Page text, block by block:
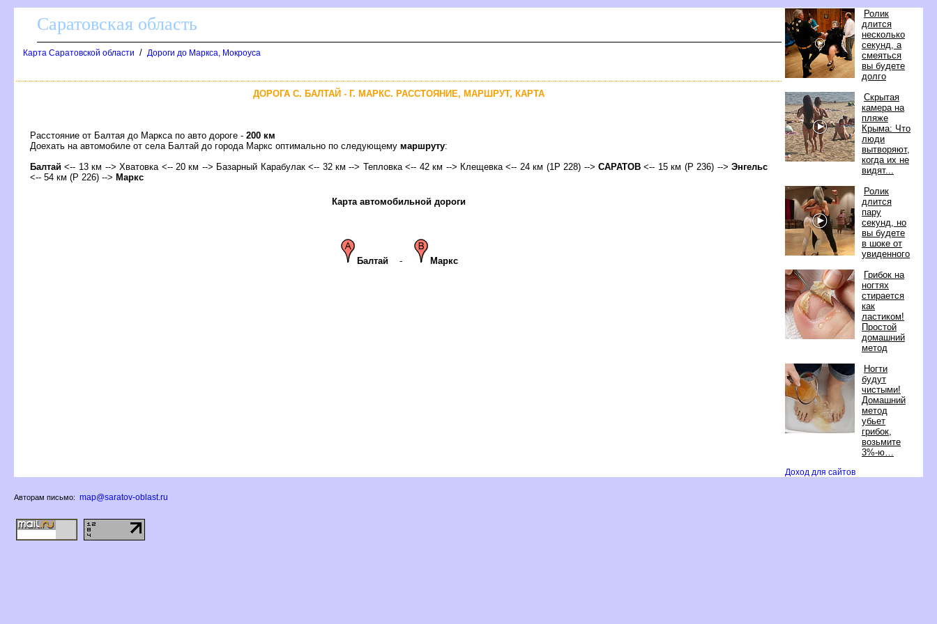
Ролик
длится
несколько
секунд, а
смеяться
ы будете
долго
Скрытая
камера на
пляже
Крыма: Что
люди
ытворяют,
когда их не
идят...
Ролик
длится
пару
секунд, но
ы будете
шоке от
увиденного
Грибок на
ногтях
стирается
как
ластиком!
Простой
домашний
метод
Ногти
удут
чистыми!
Домашний
метод
убьет
рибок,
озьмите
3%-ю
Доход для сайто
Саратовская область
Карта Саратовской области / Дороги до Маркса, Мокроуса
ДОРОГА С. БАЛТАЙ - Г. МАРКС. РАССТОЯНИЕ, МАРШРУТ, КАРТА
Расстояние от Балтая до Маркса по авто дороге - 200 км
Доехать на автомобиле от села Балтай до города Маркс оптимально по следующему маршруту:
Балтай <-- 13 км --> Хватовка <-- 20 км --> Базарный Карабулак <-- 32 км --> Тепловка <-- 42 км --> Клещевка <-- 24 км (1Р 228) --> САРАТО <-- 15 км (Р 236) --> Энгельс
<-- 54 км (Р 226) --> Маркс
Карта автомобильной дороги
Балтай- Маркс
Авторам письмо: map@saratov-oblast.ru